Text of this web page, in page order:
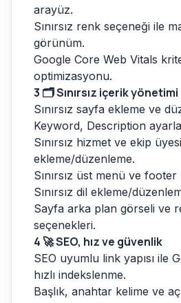
arayüz.
Sınırsız renk seçeneği ile
görünüm.
Google Core Web Vitals
optimizasyonu.
3 🗂️ Sınırsız içerik
Sınırsız sayfa ekleme ve
Keyword, Description
Sınırsız hizmet ve ekip üyesi
ekleme/düzenleme.
Sınırsız üst menü ve
Sınırsız dil ekleme/
Sayfa arka plan görseli ve
seçenekleri.
4 🚀 SEO, hız ve güvenlik
SEO uyumlu link yapısı ile
hızlı indekslenme.
Başlık, anahtar kelime ve